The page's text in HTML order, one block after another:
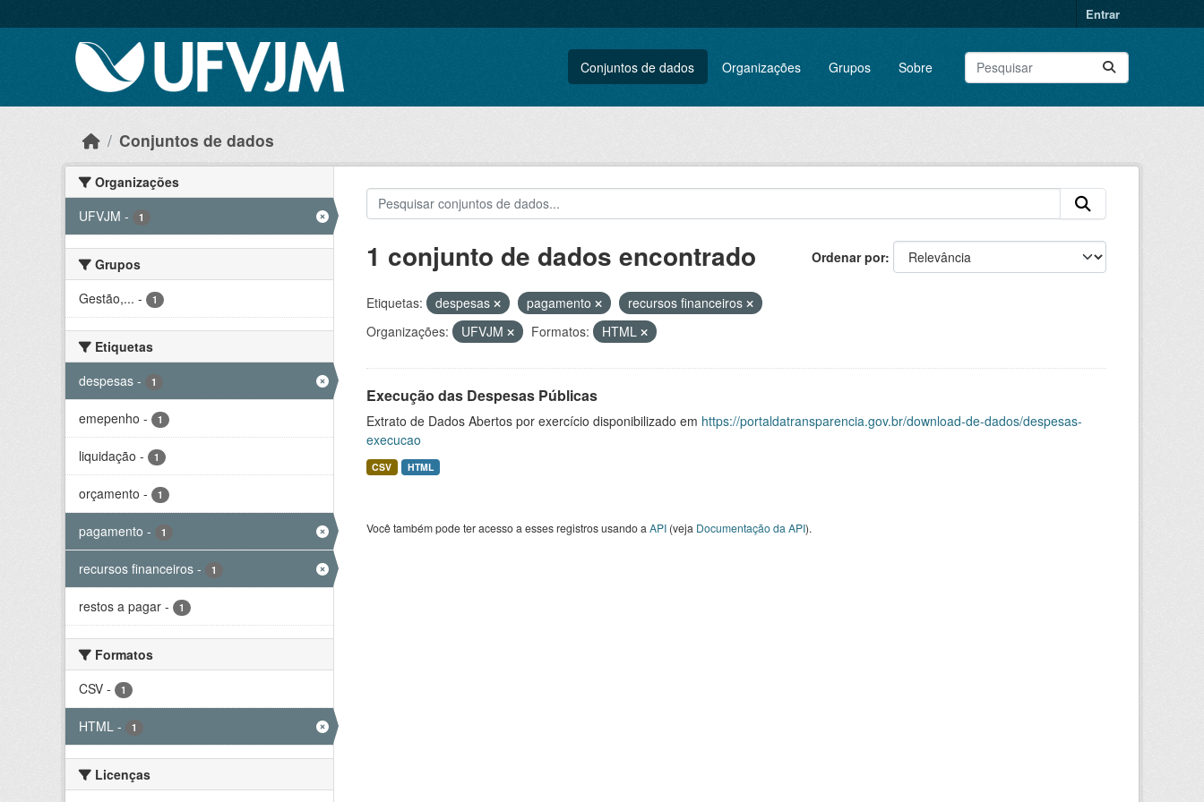
Entrar
Conjuntos de dados Organizações Grupos Sobre
Conjuntos de dados
Organizações
UFVJM - 1
Grupos
Gestão,... - 1
Etiquetas
despesas - 1
emepenho - 1
liquidação - 1
orçamento - 1
pagamento - 1
recursos financeiros - 1
restos a pagar - 1
Formatos
CSV - 1
HTML - 1
Licenças
Ordenar por
1 conjunto de dados encontrado
Etiquetas: despesas pagamento
recursos financeiros
Organizações:
UFVJM Formatos: HTML
Execução das Despesas Públicas
Extrato de Dados Abertos por exercício disponibilizado em https://portaldatransparencia.gov.br/download-de-dados/despesas-
execucao
CSV HTML
Você também pode ter acesso a esses registros usando a API(veja Documentação da API).